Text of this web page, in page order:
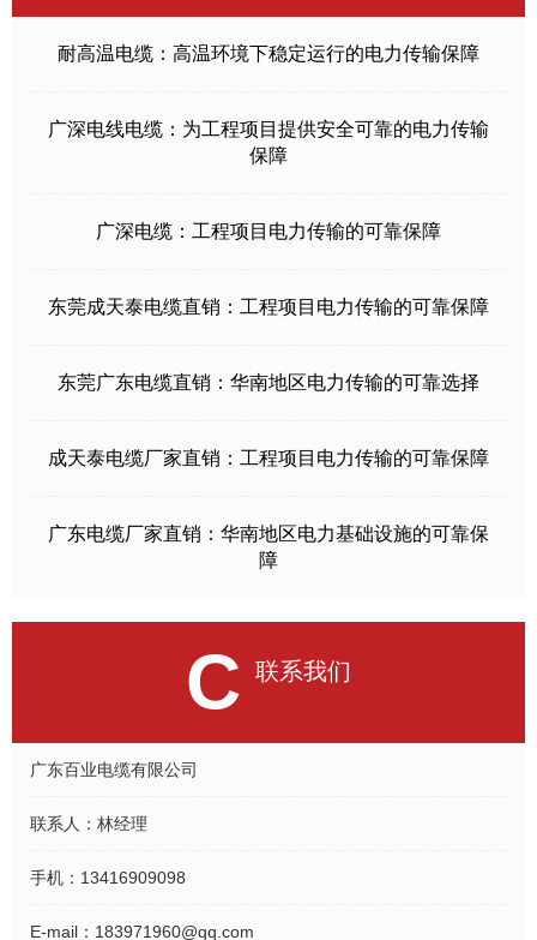
耐高温电缆：高温环境下稳定运行的电力传输保障
广深电线电缆：为工程项目提供安全可靠的电力传输
保障
广深电缆：工程项目电力传输的可靠保障
东莞成天泰电缆直销：工程项目电力传输的可靠保障
东莞广东电缆直销：华南地区电力传输的可靠选择
成天泰电缆厂家直销：工程项目电力传输的可靠保障
广东电缆厂家直销：华南地区电力基础设施的可靠保
障
C 联系我们
广东百业电缆有限公司
联系人： 林经理
手机： 13416909098
E-mail： 183971960@qq.com